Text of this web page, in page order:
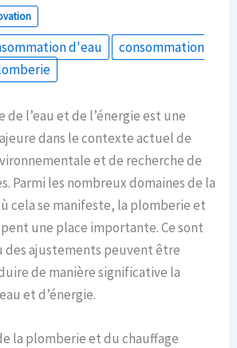
d'eau
consommation
de l’eau et de l’énergie est une
dans le contexte actuel de
et de recherche de
Parmi les nombreux domaines de la
cela se manifeste, la plomberie et
une place importante. Ce sont
des ajustements peuvent être
de manière significative la
et d’énergie.
la plomberie et du chauffage